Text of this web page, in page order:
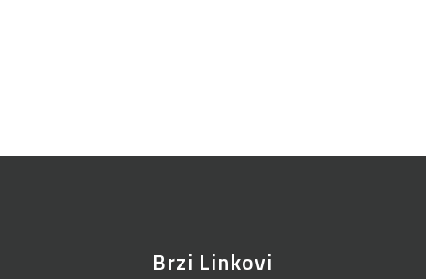
Brzi Linkovi